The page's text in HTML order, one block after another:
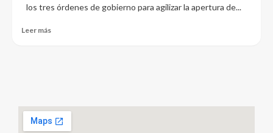
los tres órdenes de gobierno para agilizar la apertura de...
Leer más